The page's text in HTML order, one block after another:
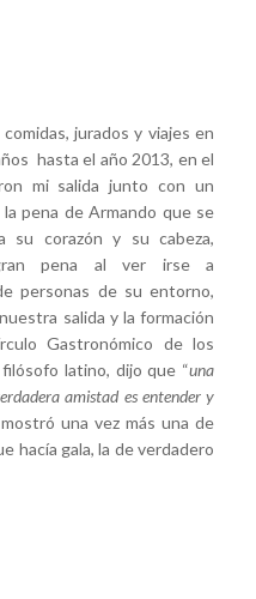
jurados y viajes en
hasta el año 2013, en el
mi salida junto con un
pena de Armando que se
corazón y su cabeza,
pena al ver irse a
personas de su entorno,
salida y la formación
Gastronómico de los
latino, dijo que “una
amistad es entender y
una vez más una de
hacía gala, la de verdadero